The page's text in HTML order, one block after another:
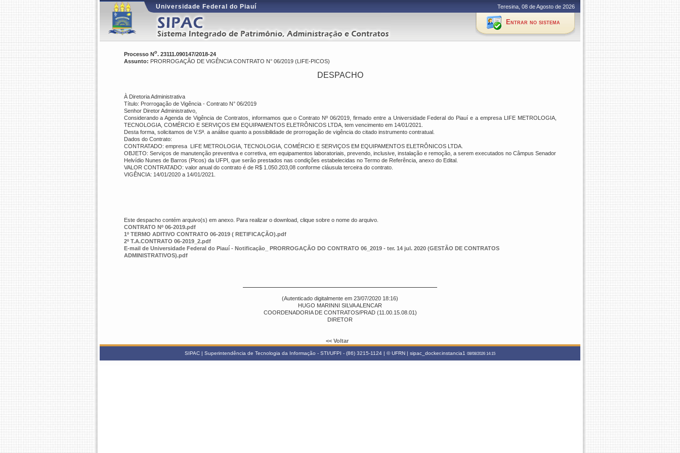
Universidade Federal do Piauí Teresina, 08 de Agosto de 2026
Entrar no sistema
Processo No. 23111.090147/2018-24
Assunto: PRORROGAÇÃO DE VIGÊNCIA CONTRATO N° 06/2019 (LIFE-PICOS)
DESPACHO
À Diretoria Administrativa
Título: Prorrogação de Vigência - Contrato N° 06/2019
Senhor Diretor Administrativo,
Considerando a Agenda de Vigência de Contratos, informamos que oContrato Nº 06/2019 , firmado entre a Universidade Federal do Piauí e a empresa LIFE METROLOGIA,
TECNOLOGIA, COMÉRCIO E SERVIÇOS EM EQUIPAMENTOS ELETRÔNICOS LTDA, tem vencimento em 14/01/2021
Desta forma, solicitamos de V.Sª. a análise quanto a possibilidade de prorrogação de vigência do citado instrumento contratual.
Dados do Contrato:
CONTRATADO: empresa LIFE METROLOGIA, TECNOLOGIA, COMÉRCIO E SERVIÇOS EM EQUIPAMENTOS ELETRÔNICOS LTDA.
OBJETO: Serviços de manutenção preventiva e corretiva, em equipamentos laboratoriais, prevendo, inclusive, instalação e remoção, a serem executados no Câmpus Senador
Helvídio Nunes de Barros (Picos) da UFPI, que serão prestados nas condições estabelecidas no Termo de Referência, anexo do Edital.
VALOR CONTRATADO: valor anual do contrato é de R$ 1.050.203,08conforme cláusula terceira do contrato.
VIGÊNCIA: 14/01/2020 a 14/01/2021.
Este despacho contém arquivo(s) em anexo. Para realizar o download, clique sobre o nome do arquivo.
CONTRATO Nº 06-2019.pdf
1º TERMO ADITIVO CONTRATO 06-2019 ( RETIFICAÇÃO).pdf
2º T.A.CONTRATO 06-2019_2.pdf
E-mail de Universidade Federal do Piauí - Notificação_ PRORROGAÇÃO DO CONTRATO 06_2019 - ter. 14 jul. 2020 (GESTÃO DE CONTRATOS
ADMINISTRATIVOS).pdf
(Autenticado digitalmente em 23/07/2020 18:16)
HUGO MARINNI SILVA ALENCAR
COORDENADORIA DE CONTRATOS/PRAD (11.00.15.08.01)
DIRETOR
<< Voltar
SIPAC | Superintendência de Tecnologia da Informação - STI/UFPI - (86) 3215-1124 | © UFRN | sipac_docker.instancia1 08/08/2026 14:15